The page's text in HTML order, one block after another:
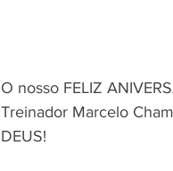
O nosso FELIZ
Treinador Marcelo
DEUS!